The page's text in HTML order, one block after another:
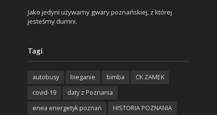
Jako jedyni używamy gwary poznańskiej, z której
jesteśmy dumni.
Tagi
autobusy bieganie bimba
CK ZAMEK
covid-19
daty z Poznania
enea energetyk poznań
HISTORIA POZNANIA